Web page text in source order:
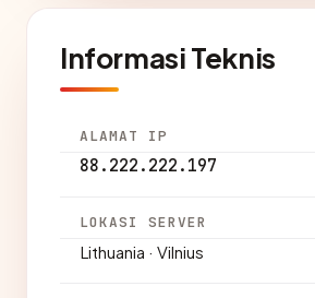
Informasi Teknis
ALAMAT IP
88.222.222.197
LOKASI SERVER
Lithuania · Vilnius